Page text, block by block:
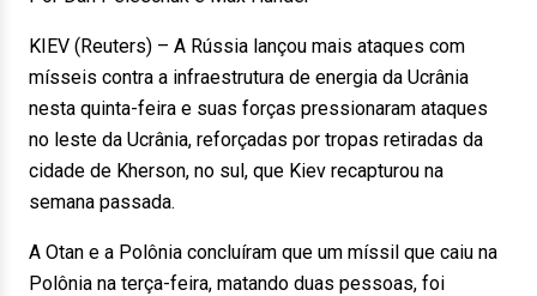
KIEV (Reuters) – A Rússia lançou mais ataques com
mísseis contra a infraestrutura de energia da Ucrânia
nesta quinta-feira e suas forças pressionaram ataques
no leste da Ucrânia, reforçadas por tropas retiradas da
cidade de Kherson, no sul, que Kiev recapturou na
semana passada.
A Otan e a Polônia concluíram que um míssil que caiu na
Polônia na terça-feira, matando duas pessoas, foi